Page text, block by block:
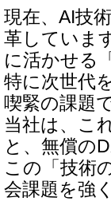
現在、AI技
革していま
に活かせる
特に次世代
喫緊の課題
当社は、こ
と、無償の
この「技術
会課題を強